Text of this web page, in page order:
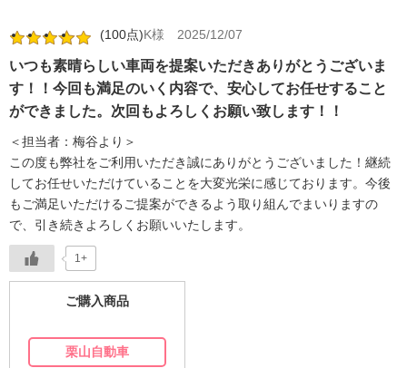
(100点)K様 2025/12/07
いつも素晴らしい車両を提案いただきありがとうございま
す！！今回も満足のいく内容で、安心してお任せすること
ができました。次回もよろしくお願い致します！！
＜担当者：梅谷より＞
この度も弊社をご利用いただき誠にありがとうございました！継続
してお任せいただけていることを大変光栄に感じております。今後
もご満足いただけるご提案ができるよう取り組んでまいりますの
で、引き続きよろしくお願いいたします。
1+
ご購入商品
栗山自動車